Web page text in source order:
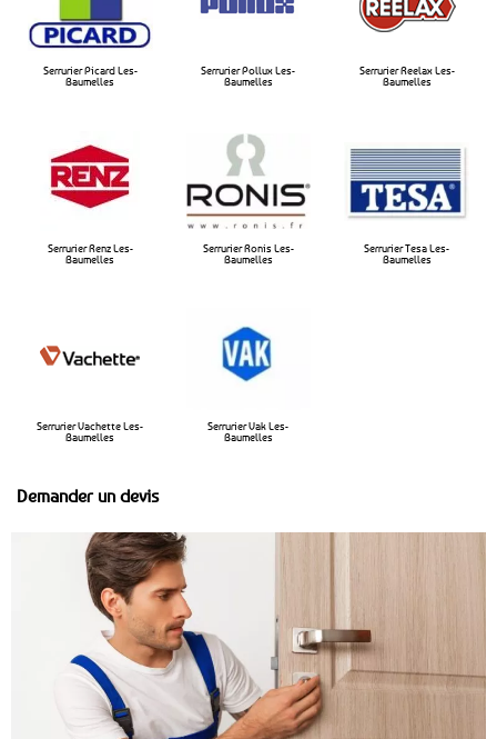
Serrurier Picard Les-
Baumelles
Serrurier Pollux Les-
Baumelles​
Serrurier Reelax Les-
Baumelles​
Serrurier Renz Les-
Baumelles
Serrurier Ronis Les-
Baumelles
Serrurier Tesa Les-
Baumelles
Serrurier Vachette Les-
Baumelles
Serrurier Vak Les-
Baumelles
Demander un devis